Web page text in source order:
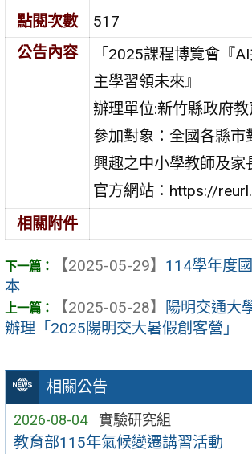
相關公告
2026-08-04 實驗研究組
教育部115年氣候變遷講習活動
點閱次數
517
公告內容
「2025課程博覽會『
主學習領未來』
辦理單位:新竹縣政府教
參加對象：全國各縣市
興趣之中小學教師及家
官方網站：https://
相關附件
【2025-05-29】 114學年度
本
【2025-05-28】
陽明交通大
辦理「2025陽明交大暑假創客營」